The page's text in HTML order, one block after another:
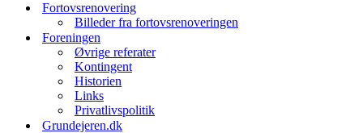
Fortovsrenovering
Billeder fra fortovsrenoveringen
Foreningen
Øvrige referater
Kontingent
Historien
Links
Privatlivspolitik
Grundejeren.dk